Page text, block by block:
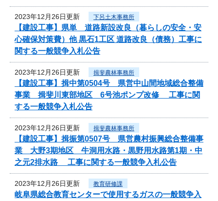
2023年12月26日更新 下呂土木事務所
【建設工事】県単 道路新設改良（暮らしの安全・安
心確保対策費）他 黒石1工区 道路改良（債務）工事に
関する一般競争入札公告
2023年12月26日更新 揖斐農林事務所
【建設工事】揖中第0504号 県営中山間地域総合整備
事業 揖斐川東部地区 6号池ポンプ改修 工事に関
する一般競争入札公告
2023年12月26日更新 揖斐農林事務所
【建設工事】揖振第0507号 県営農村振興総合整備事
業 大野3期地区 牛洞用水路・黒野用水路第1期・中
之元2排水路 工事に関する一般競争入札公告
2023年12月26日更新 教育研修課
岐阜県総合教育センターで使用するガスの一般競争入